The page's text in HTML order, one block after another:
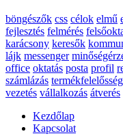
böngészők css célok elmű
fejlesztés felmérés
karácsony keresők
lájk messenger
office oktatás posta profil
számlázás termékfelelősség
vezetés vállalkozás átverés
Kezdőlap
Kapcsolat